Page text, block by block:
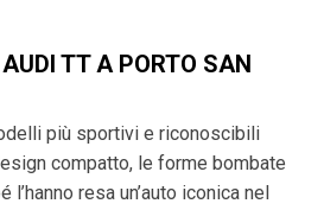
TT A PORTO SAN
più sportivi e riconoscibili
compatto, le forme bombate
resa un’auto iconica nel